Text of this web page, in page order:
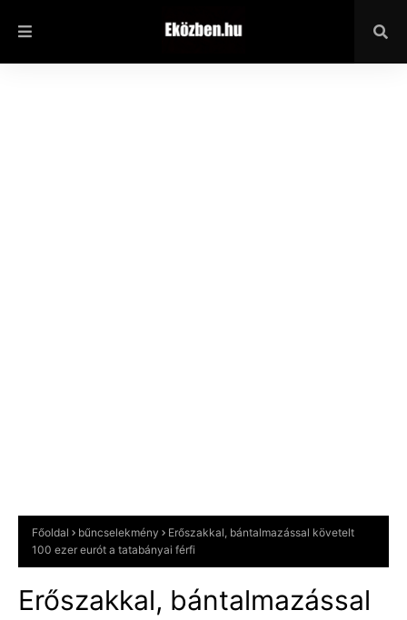
Főoldal bűncselekmény
Erőszakkal, bántalmazással követelt
100 ezer eurót a tatabányai férfi
Erőszakkal, bántalmazással